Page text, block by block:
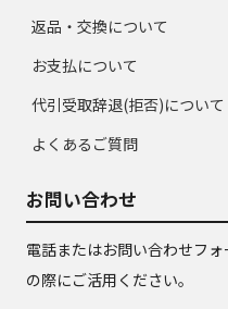
返品・交換について
お支払について
代引受取辞退(拒否)について
よくあるご質問
お問い合わせ
電話またはお問い合わせフ
の際にご活用ください。